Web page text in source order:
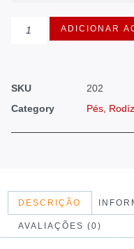
ADICIONAR
SKU
202
Category
Pés,
DESCRIÇÃO
AVALIAÇÕES (0)